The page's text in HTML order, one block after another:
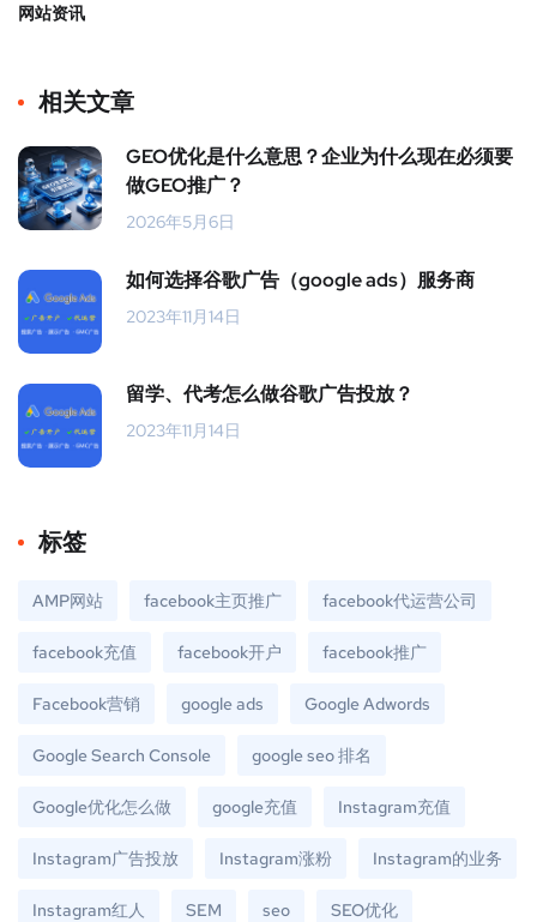
网站资讯
相关文章
GEO优化是什么意思？企业为什么现在必须要
做GEO推广？
2026年5月6日
如何选择谷歌广告（google ads）服务商
2023年11月14日
留学、代考怎么做谷歌广告投放？
2023年11月14日
标签
AMP网站 facebook主页推广 facebook代运营公司
facebook充值 facebook开户 facebook推广
Facebook营销 google ads Google Adwords
Google Search Console google seo 排名
Google优化怎么做 google充值 Instagram充值
Instagram广告投放 Instagram涨粉 Instagram的业务
Instagram红人 SEM seo SEO优化